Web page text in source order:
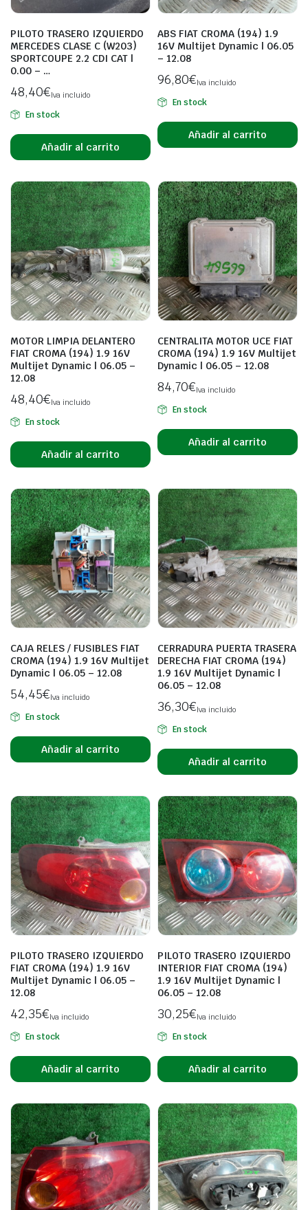
PILOTO TRASERO IZQUIERDO
MERCEDES CLASE C (W203)
SPORTCOUPE 2.2 CDI CAT |
0.00 – …
48,40€Iva incluido
En stock
Añadir al carrito
ABS FIAT CROMA (194) 1.9
16V Multijet Dynamic | 06.05
– 12.08
96,80€Iva incluido
En stock
Añadir al carrito
MOTOR LIMPIA DELANTERO
FIAT CROMA (194) 1.9 16V
Multijet Dynamic | 06.05 –
12.08
48,40€Iva incluido
En stock
Añadir al carrito
CENTRALITA MOTOR UCE FIAT
CROMA (194) 1.9 16V Multijet
Dynamic | 06.05 – 12.08
84,70€Iva incluido
En stock
Añadir al carrito
CAJA RELES / FUSIBLES FIAT
CROMA (194) 1.9 16V Multijet
Dynamic | 06.05 – 12.08
54,45€Iva incluido
En stock
Añadir al carrito
CERRADURA PUERTA TRASERA
DERECHA FIAT CROMA (194)
1.9 16V Multijet Dynamic |
06.05 – 12.08
36,30€Iva incluido
En stock
Añadir al carrito
PILOTO TRASERO IZQUIERDO
FIAT CROMA (194) 1.9 16V
Multijet Dynamic | 06.05 –
12.08
42,35€Iva incluido
En stock
Añadir al carrito
PILOTO TRASERO IZQUIERDO
INTERIOR FIAT CROMA (194)
1.9 16V Multijet Dynamic |
06.05 – 12.08
30,25€Iva incluido
En stock
Añadir al carrito